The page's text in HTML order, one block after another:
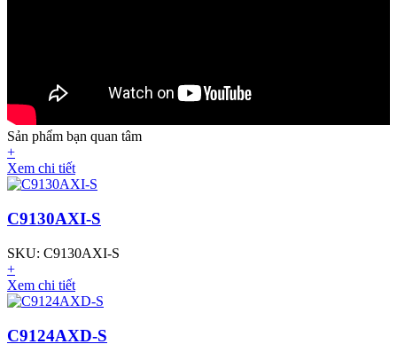
Sản phẩm bạn quan tâm
+
Xem chi tiết
C9130AXI-S
SKU: C9130AXI-S
+
Xem chi tiết
C9124AXD-S